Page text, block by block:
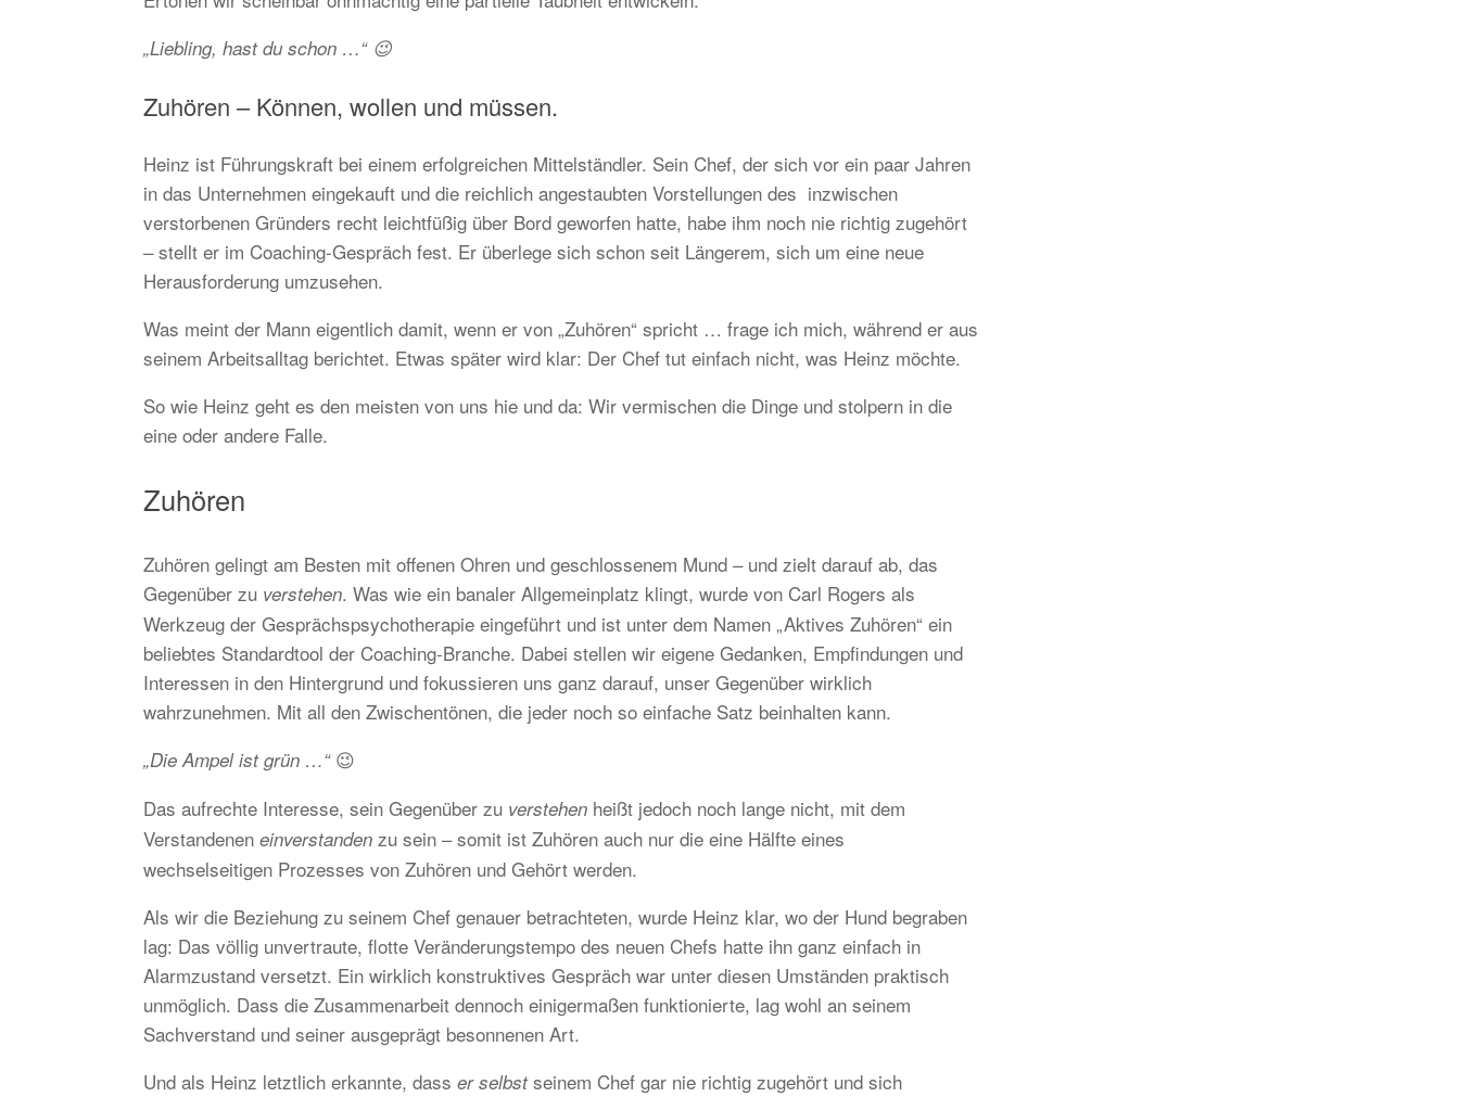
„Liebling, hast du schon …“ 😉
Zuhören – Können, wollen und müssen.
Heinz ist Führungskraft bei einem erfolgreichen Mittelständler. Sein Chef, der sich vor ein paar Jahren
in das Unternehmen eingekauft und die reichlich angestaubten Vorstellungen des inzwischen
verstorbenen Gründers recht leichtfüßig über Bord geworfen hatte, habe ihm noch nie richtig zugehört
– stellt er im Coaching-Gespräch fest. Er überlege sich schon seit Längerem, sich um eine neue
Herausforderung umzusehen.
Was meint der Mann eigentlich damit, wenn er von „Zuhören“ spricht … frage ich mich, während er aus
seinem Arbeitsalltag berichtet. Etwas später wird klar: Der Chef tut einfach nicht, was Heinz möchte.
So wie Heinz geht es den meisten von uns hie und da: Wir vermischen die Dinge und stolpern in die
eine oder andere Falle.
Zuhören
Zuhören gelingt am Besten mit offenen Ohren und geschlossenem Mund – und zielt darauf ab, das
Gegenüber zu verstehen. Was wie ein banaler Allgemeinplatz klingt, wurde von Carl Rogers als
Werkzeug der Gesprächspsychotherapie eingeführt und ist unter dem Namen „Aktives Zuhören“ ein
beliebtes Standardtool der Coaching-Branche. Dabei stellen wir eigene Gedanken, Empfindungen und
Interessen in den Hintergrund und fokussieren uns ganz darauf, unser Gegenüber wirklich
wahrzunehmen. Mit all den Zwischentönen, die jeder noch so einfache Satz beinhalten kann.
„Die Ampel ist grün …“😉
Das aufrechte Interesse, sein Gegenüber zu verstehen heißt jedoch noch lange nicht, mit dem
Verstandenen einverstanden zu sein – somit ist Zuhören auch nur die eine Hälfte eines
wechselseitigen Prozesses von Zuhören und Gehört werden.
Als wir die Beziehung zu seinem Chef genauer betrachteten, wurde Heinz klar, wo der Hund begraben
lag: Das völlig unvertraute, flotte Veränderungstempo des neuen Chefs hatte ihn ganz einfach in
Alarmzustand versetzt. Ein wirklich konstruktives Gespräch war unter diesen Umständen praktisch
unmöglich. Dass die Zusammenarbeit dennoch einigermaßen funktionierte, lag wohl an seinem
Sachverstand und seiner ausgeprägt besonnenen Art.
Und als Heinz letztlich erkannte, dass er selbstseinem Chef gar nie richtig zugehört und sich